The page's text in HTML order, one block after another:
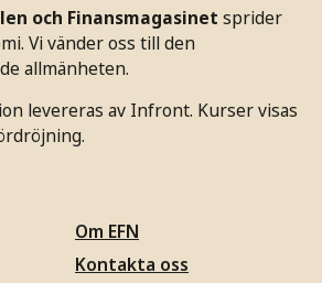
och Finansmagasinet sprider
Vi vänder oss till den
allmänheten.
levereras av Infront. Kurser visas
Om EFN
Kontakta oss